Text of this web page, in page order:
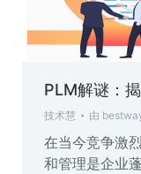
PLM解谜：
技术慧 由
在当今竞争激
和管理是企业